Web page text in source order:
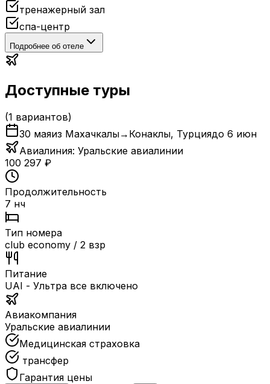
тренажерный зал
спа-центр
Подробнее об отеле
Доступные туры
(1 вариантов)
30 маяиз Махачкалы→ Конаклы, Турциядо 6 июн
Авиалиния: Уральские авиалинии
100 297 ₽
Продолжительность
7 нч
Тип номера
club economy / 2 взр
Питание
UAI - Ультра все включено
Авиакомпания
Уральские авиалинии
Медицинская страховка
трансфер
Гарантия цены